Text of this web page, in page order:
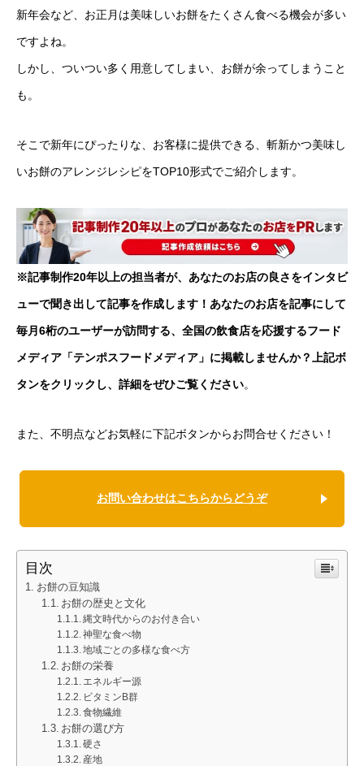
新年会など、お正月は美味しいお餅をたくさん食べる機会が多い
ですよね。
しかし、ついつい多く用意してしまい、お餅が余ってしまうこと
も。
そこで新年にぴったりな、お客様に提供できる、斬新かつ美味し
いお餅のアレンジレシピをTOP10形式でご紹介します。
※記事制作20年以上の担当者が、あなたのお店の良さをインタビ
ューで聞き出して記事を作成します！あなたのお店を記事にして
毎月6桁のユーザーが訪問する、全国の飲食店を応援するフード
メディア「テンポスフードメディア」に掲載しませんか？上記ボ
タンをクリックし、詳細をぜひご覧ください。
また、不明点などお気軽に下記ボタンからお問合せください！
お問い合わせはこちらからどうぞ
目次
お餅の豆知識
お餅の歴史と文化
縄文時代からのお付き合い
神聖な食べ物
地域ごとの多様な食べ方
お餅の栄養
エネルギー源
ビタミンB群
食物繊維
お餅の選び方
硬さ
産地